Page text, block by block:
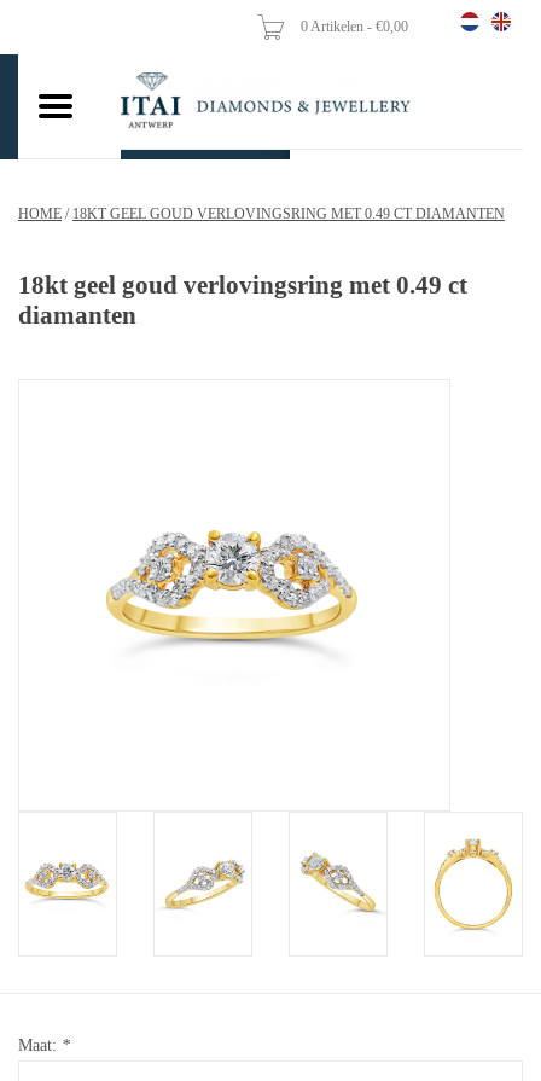
0 Artikelen - €0,00
Trouwringen
Kettingen
Baby Armbanden
HOME / 18KT GEEL GOUD VERLOVINGSRING MET 0.49 CT DIAMANTEN
18kt geel goud verlovingsring met 0.49 ct
diamanten
Maat: *